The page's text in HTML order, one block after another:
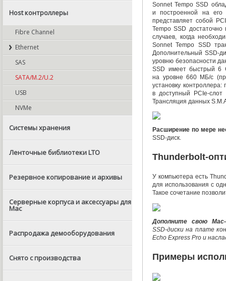
Host контроллеры
Fibre Channel
Ethernet
SAS
SATA/M.2/U.2
USB
NVMe
Системы хранения
Ленточные библиотеки LTO
Резервное копирование и архивы
Серверные корпуса и аксессуары для
Mac
Распродажа демооборудования
Снято с производства
Sonnet Tempo SSD
и построенной на его
представляет собой
Tempo SSD достаточно
случаев
когда
Sonnet Tempo SSD
ДополнительныйSSD-
уровню безопасности
SSD имеет быстрый 6
на уровне 660 МБ/с (
установку
в доступный PCIe-слот
Трансляция данных
Расширение по мере
SSD-диск.
Thunderbolt-
У компьютера есть
для использования с
Такое сочетание
Дополните свою
SSD-диски на плате
Echo Express Pro и
Примеры